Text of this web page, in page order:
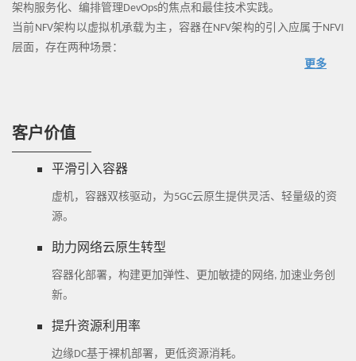
架构服务化、编排管理DevOps的焦点和最佳技术实践。
当前NFV架构以虚拟机承载为主，容器在NFV架构的引入应属于NFVI
层面，存在两种场景：
更多
客户价值
平滑引入容器
虚机，容器双核驱动，为5GC云原生提供灵活、轻量级的资
源。
助力网络云原生转型
容器化部署，构建更加弹性、更加敏捷的网络, 加速业务创
新。
提升资源利用率
边缘DC基于裸机部署，更低资源消耗。